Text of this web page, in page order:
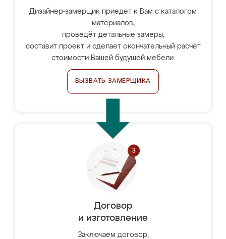
Дизайнер-замерщик приедет к Вам с каталогом
материалов,
проведёт детальные замеры,
составит проект и сделает окончательный расчёт
стоимости Вашей будущей мебели.
ВЫЗВАТЬ ЗАМЕРЩИКА
Договор
и изготовление
Заключаем договор,